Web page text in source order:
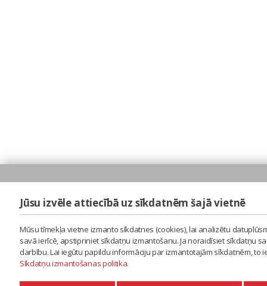
Jūsu izvēle attiecībā uz sīkdatnēm šajā vietnē
Mūsu tīmekļa vietne izmanto sīkdatnes (cookies), lai analizētu
savā ierīcē, apstipriniet sīkdatņu izmantošanu. Ja noraidīsiet sīkdatņu
darbību. Lai iegūtu papildu informāciju par izmantotajām sīkdatnēm,
Sīkdatņu izmantošanas politika.